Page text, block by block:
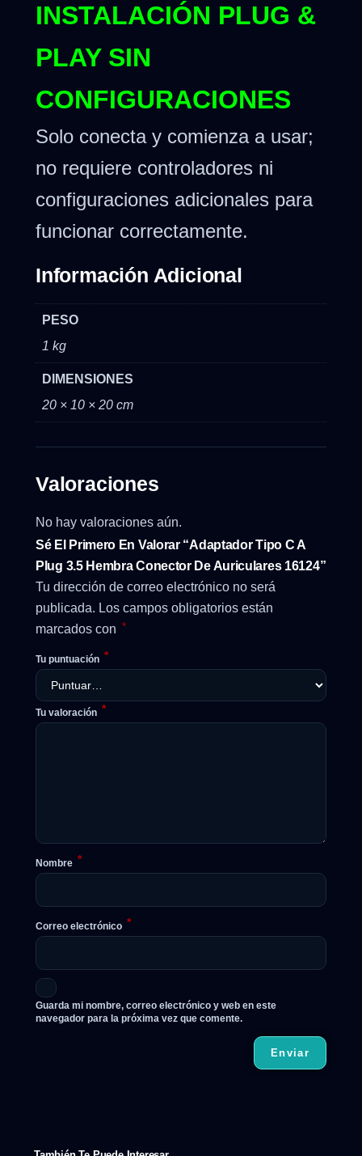
INSTALACIÓN PLUG &
PLAY SIN
CONFIGURACIONES
Solo conecta y comienza a usar;
no requiere controladores ni
configuraciones adicionales para
funcionar correctamente.
Información Adicional
PESO
1 kg
DIMENSIONES
20 × 10 × 20 cm
Valoraciones
No hay valoraciones aún.
Sé El Primero En Valorar “Adaptador Tipo C A
Plug 3.5 Hembra Conector De Auriculares 16124”
Tu dirección de correo electrónico no será
publicada. Los campos obligatorios están
marcados con *
Tu puntuación *
Tu valoración *
Nombre *
Correo electrónico *
Guarda mi nombre, correo electrónico y web en este
navegador para la próxima vez que comente.